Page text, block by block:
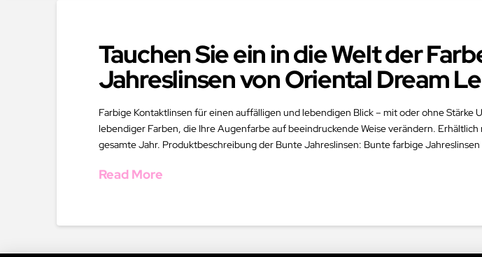
Tauchen Sie ein in die Welt der
Jahreslinsen von Oriental Dream
Farbige Kontaktlinsen für einen auffälligen und lebendigen Blick – mit oder ohne
lebendiger Farben, die Ihre Augenfarbe auf beeindruckende Weise verändern.
gesamte Jahr. Produktbeschreibung der Bunte Jahreslinsen: Bunte farbige
Read More